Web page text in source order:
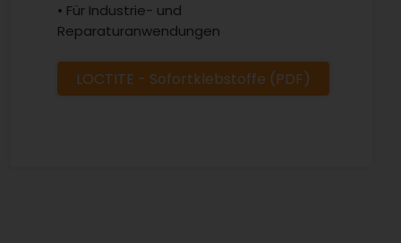
• Für Industrie- und
Reparaturanwendungen
LOCTITE - Sofortklebstoffe (PDF)